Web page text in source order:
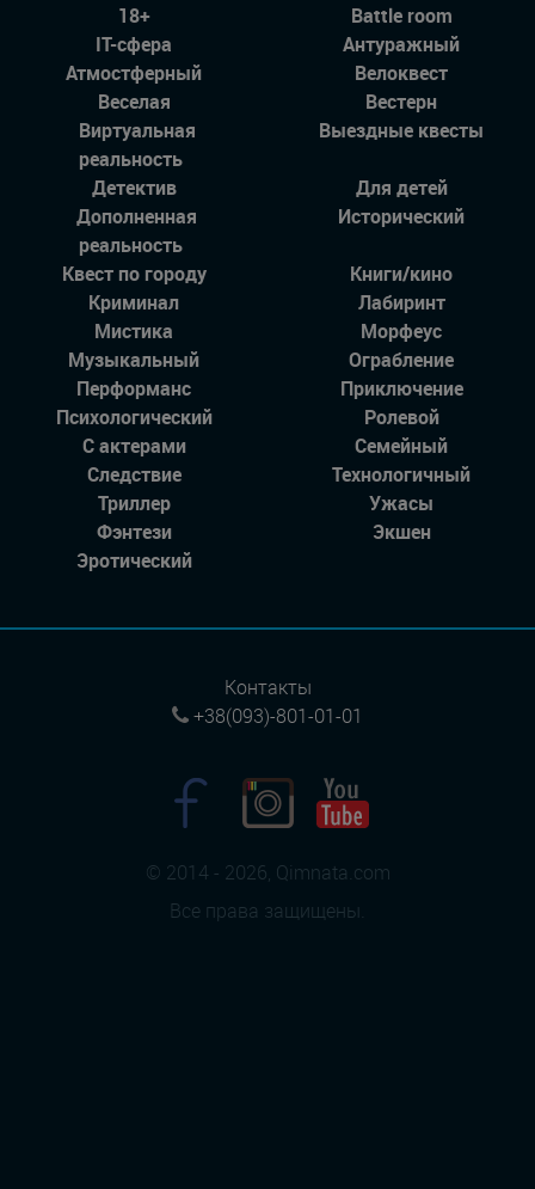
18+
Battle room
IT-сфера
Антуражный
Атмостферный
Велоквест
Веселая
Вестерн
Виртуальная
реальность
Выездные квесты
Детектив
Для детей
Дополненная
реальность
Исторический
Квест по городу
Книги/кино
Криминал
Лабиринт
Мистика
Морфеус
Музыкальный
Ограбление
Перформанс
Приключение
Психологический
Ролевой
С актерами
Семейный
Следствие
Технологичный
Триллер
Ужасы
Фэнтези
Экшен
Эротический
© 2014 - 2026, Qimnata.com
Все права защищены.
Контакты
+38(093)-801-01-01